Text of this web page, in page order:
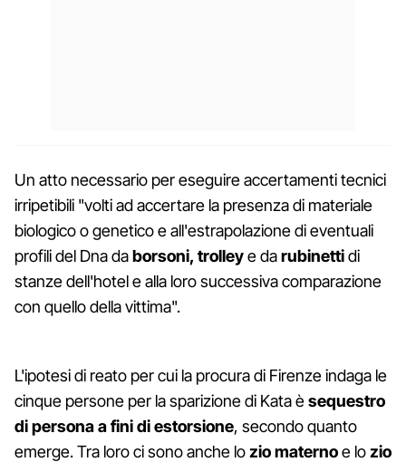
Un atto necessario per eseguire accertamenti tecnici
irripetibili "volti ad accertare la presenza di materiale
biologico o genetico e all'estrapolazione di eventuali
profili del Dna daborsoni, trolleye darubinettidi
stanze dell'hotel e alla loro successiva comparazione
con quello della vittima".
L'ipotesi di reato per cui la procura di Firenze indaga le
cinque persone per la sparizione di Kata èsequestro
di persona a fini di estorsione, secondo quanto
emerge. Tra loro ci sono anche lozio maternoe lozio